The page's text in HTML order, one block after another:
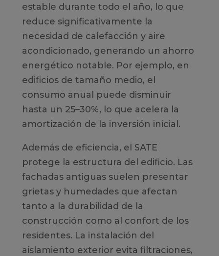
estable durante todo el año, lo que
reduce significativamente la
necesidad de calefacción y aire
acondicionado, generando un ahorro
energético notable. Por ejemplo, en
edificios de tamaño medio, el
consumo anual puede disminuir
hasta un 25–30%, lo que acelera la
amortización de la inversión inicial.
Además de eficiencia, el SATE
protege la estructura del edificio. Las
fachadas antiguas suelen presentar
grietas y humedades que afectan
tanto a la durabilidad de la
construcción como al confort de los
residentes. La instalación del
aislamiento exterior evita filtraciones,